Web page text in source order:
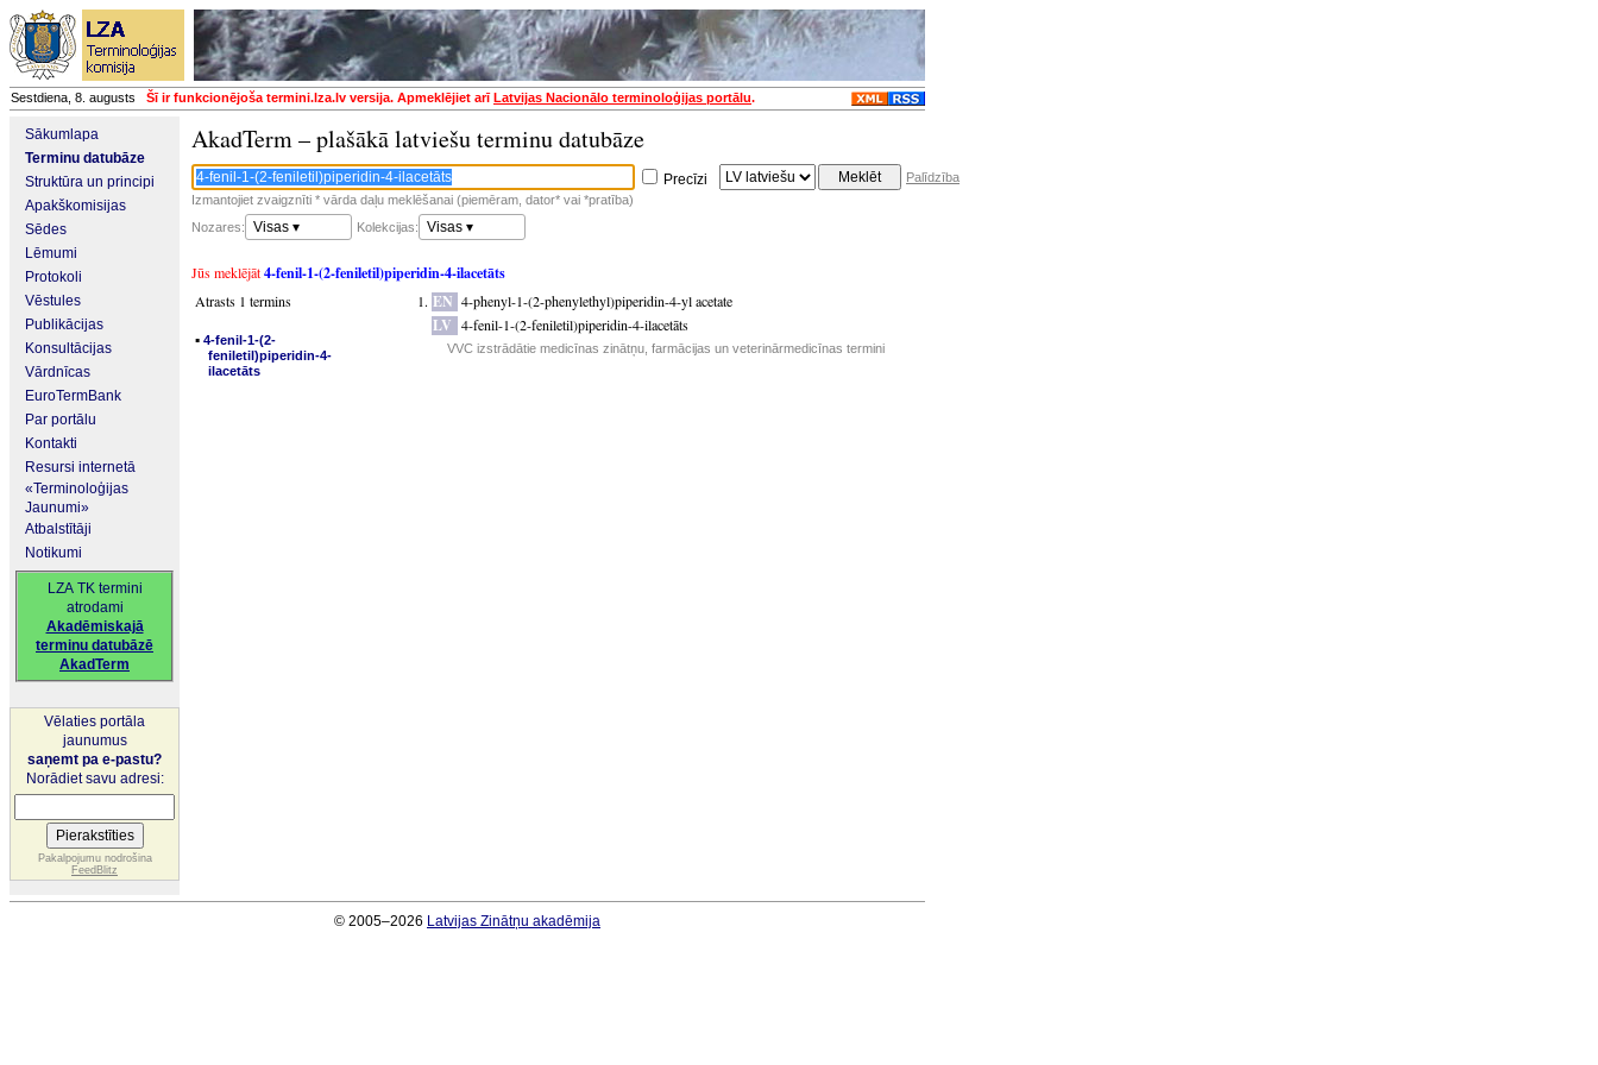
Sestdiena, 8. augusts Šī ir funkcionējoša termini.lza.lv versija. Apmeklējiet arīLatvijas Nacionālo terminoloģijas portālu.
Sākumlapa
Terminu datubāze
Struktūra un principi
Apakškomisijas
Sēdes
Lēmumi
Protokoli
Vēstules
Publikācijas
Konsultācijas
Vārdnīcas
EuroTermBank
Par portālu
Kontakti
Resursi internetā
«Terminoloģijas
Jaunumi»
Atbalstītāji
Notikumi
LZA TK termini
atrodami
Akadēmiskajā
terminu datubāzē
AkadTerm
Vēlaties portāla
jaunumus
saņemt pa e-pastu?
Norādiet savu adresi:
Pakalpojumu nodrošina
FeedBlitz
AkadTerm – plašākā latviešu terminu datubāze
Precīzi
Palīdzība
Izmantojiet zvaigznīti * vārda daļu meklēšanai (piemēram, dator* vai *pratība)
Nozares:
Visas ▾ Kolekcijas: Visas ▾
Jūs meklējāt4-fenil-1-(2-feniletil)piperidin-4-ilacetāts
Atrasts 1 termins
▪ 4-fenil-1-(2-
feniletil)piperidin-4-
ilacetāts
EN 4-phenyl-1-(2-phenylethyl)piperidin-4-yl acetate
LV 4-fenil-1-(2-feniletil)piperidin-4-ilacetāts
VVC izstrādātie medicīnas zinātņu, farmācijas un veterinārmedicīnas termini
© 2005–2026 Latvijas Zinātņu akadēmija